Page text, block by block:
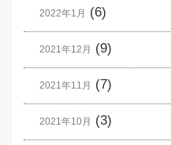
2022年1月 (6)
2021年12月 (9)
2021年11月 (7)
2021年10月 (3)